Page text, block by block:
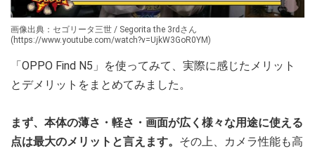
画像出典：セゴリータ三世 / Segorita the 3rdさん
(https://www.youtube.com/watch?v=UjkW3GoR0YM)
「OPPO Find N5」を使ってみて、実際に感じたメリット
とデメリットをまとめてみました。
まず、本体の薄さ・軽さ・画面が広く様々な用途に使える
点は最大のメリットと言えます。 その上、カメラ性能も高